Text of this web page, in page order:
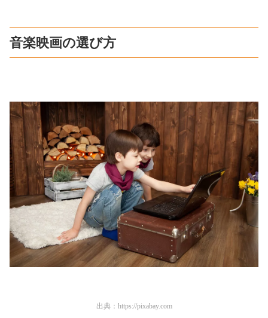
音楽映画の選び方
出典： https://pixabay.com